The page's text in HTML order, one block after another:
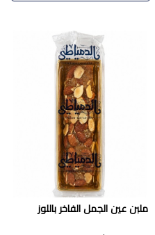
ملبن عين الجمل الفاخر باللوز